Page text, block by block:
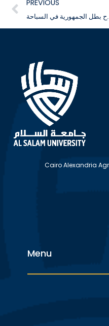
PREVIOUS
في السباحة
Cairo Alexandria
Menu